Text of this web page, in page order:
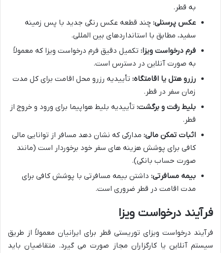
به قطر.
عکس پرسنلی: چند قطعه عکس رنگی جدید با پس زمینه
سفید، مطابق با استانداردهای بین المللی.
فرم درخواست ویزا: تکمیل دقیق فرم درخواست ویزا که معمولاً
به صورت آنلاین در دسترس است.
رزرو هتل یا اقامتگاه: تأییدیه رزرو محل اقامت برای کل مدت
زمان سفر در قطر.
بلیط رفت و برگشت: تأییدیه بلیط هواپیما برای ورود و خروج از
قطر.
اثبات تمکن مالی: مدارکی که نشان دهد مسافر از توانایی مالی
کافی برای پوشش هزینه های سفر خود برخوردار است (مانند
صورت حساب بانکی).
بیمه مسافرتی: داشتن بیمه مسافرتی با پوشش کافی برای
مدت اقامت در قطر ضروری است.
فرآیند درخواست ویزا
فرآیند درخواست ویزای توریستی قطر برای ایرانیان معمولاً از طریق
سیستم آنلاین یا کارگزاران مجاز صورت می گیرد. متقاضیان باید